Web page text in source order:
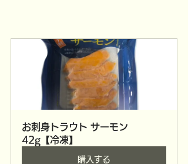
お刺身トラウト サーモン
42g【冷凍】
購入する